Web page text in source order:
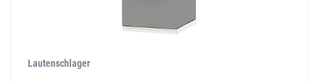
Lautenschlager